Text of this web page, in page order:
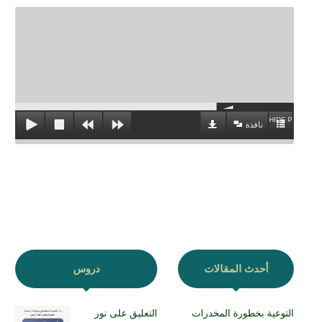
HIDE
نافذة
أحدث المقالات
التوعية بخطورة المخدرات
دروس
التعليق على نور